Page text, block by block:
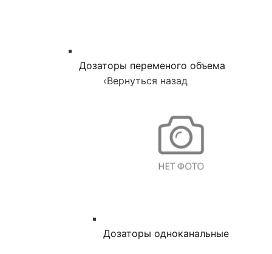
Дозаторы переменого объема
‹Вернуться назад
Дозаторы одноканальные